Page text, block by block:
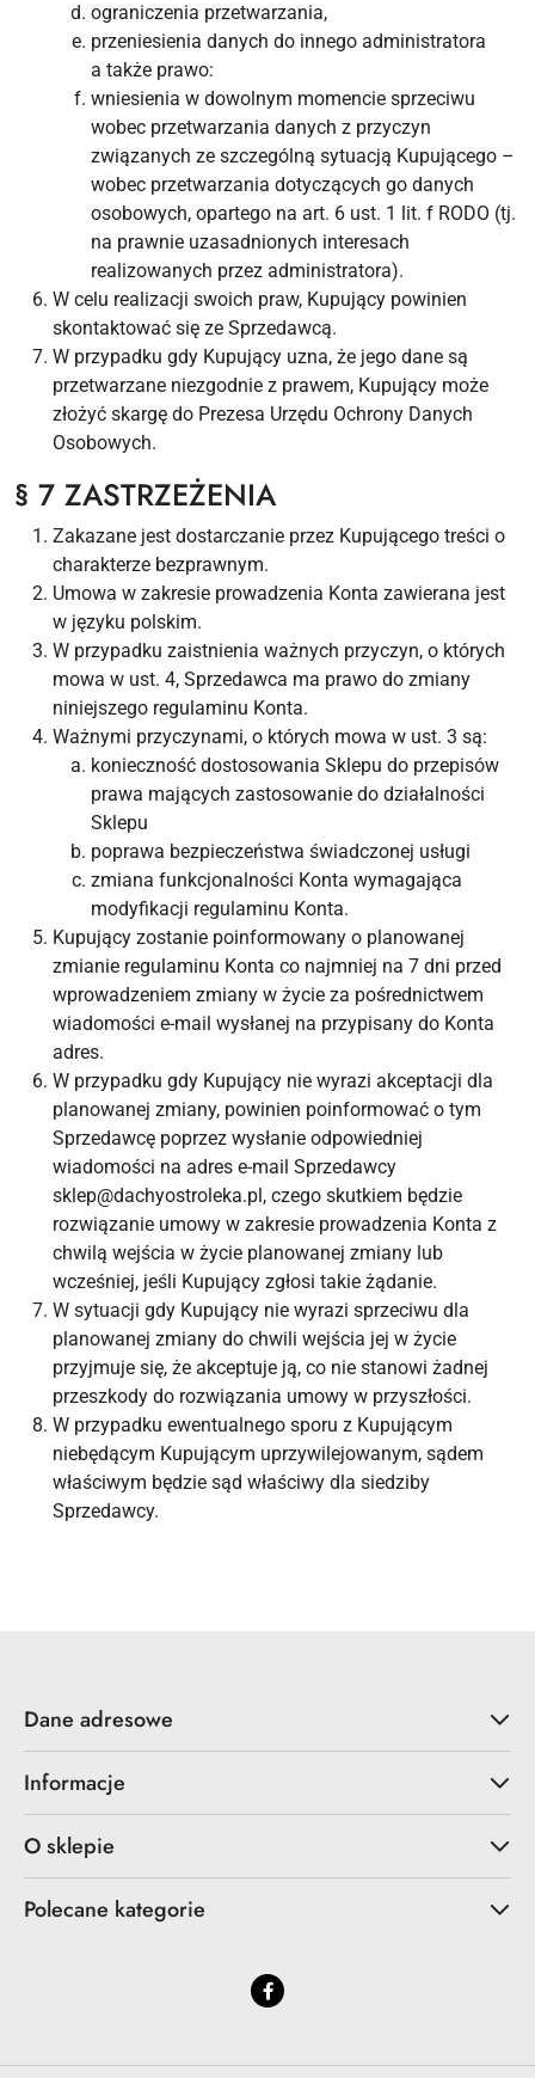
ograniczenia przetwarzania,
przeniesienia danych do innego administratora
a także prawo:
wniesienia w dowolnym momencie sprzeciwu
wobec przetwarzania danych z przyczyn
związanych ze szczególną sytuacją Kupującego –
wobec przetwarzania dotyczących go danych
osobowych, opartego na art. 6 ust. 1 lit. f RODO (tj.
na prawnie uzasadnionych interesach
realizowanych przez administratora).
W celu realizacji swoich praw, Kupujący powinien
skontaktować się ze Sprzedawcą.
W przypadku gdy Kupujący uzna, że jego dane są
przetwarzane niezgodnie z prawem, Kupujący może
złożyć skargę do Prezesa Urzędu Ochrony Danych
Osobowych.
§ 7 ZASTRZEŻENIA
Zakazane jest dostarczanie przez Kupującego treści o
charakterze bezprawnym.
Umowa w zakresie prowadzenia Konta zawierana jest
w języku polskim.
W przypadku zaistnienia ważnych przyczyn, o których
mowa w ust. 4, Sprzedawca ma prawo do zmiany
niniejszego regulaminu Konta.
Ważnymi przyczynami, o których mowa w ust. 3 są:
konieczność dostosowania Sklepu do przepisów
prawa mających zastosowanie do działalności
Sklepu
poprawa bezpieczeństwa świadczonej usługi
zmiana funkcjonalności Konta wymagająca
modyfikacji regulaminu Konta.
Kupujący zostanie poinformowany o planowanej
zmianie regulaminu Konta co najmniej na 7 dni przed
wprowadzeniem zmiany w życie za pośrednictwem
wiadomości e-mail wysłanej na przypisany do Konta
adres.
W przypadku gdy Kupujący nie wyrazi akceptacji dla
planowanej zmiany, powinien poinformować o tym
Sprzedawcę poprzez wysłanie odpowiedniej
wiadomości na adres e-mail Sprzedawcy
sklep@dachyostroleka.pl, czego skutkiem będzie
rozwiązanie umowy w zakresie prowadzenia Konta z
chwilą wejścia w życie planowanej zmiany lub
wcześniej, jeśli Kupujący zgłosi takie żądanie.
W sytuacji gdy Kupujący nie wyrazi sprzeciwu dla
planowanej zmiany do chwili wejścia jej w życie
przyjmuje się, że akceptuje ją, co nie stanowi żadnej
przeszkody do rozwiązania umowy w przyszłości.
W przypadku ewentualnego sporu z Kupującym
niebędącym Kupującym uprzywilejowanym, sądem
właściwym będzie sąd właściwy dla siedziby
Sprzedawcy.
Dane adresowe
Informacje
O sklepie
Polecane kategorie